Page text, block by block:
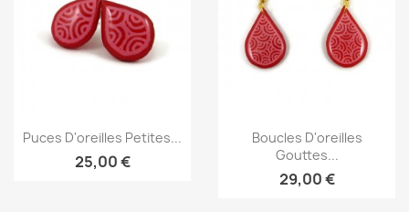
 Aperçu rapide
Puces D'oreilles Petites...
25,00 €
Aperçu rapide
Boucles D'oreilles
Gouttes...
29,00 €